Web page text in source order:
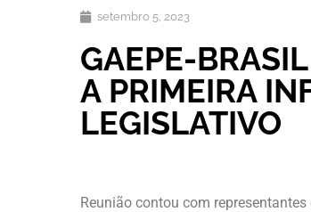
setembro 5, 2023
GAEPE-
A PRIMEIRA
LEGISLATIVO
Reunião contou com